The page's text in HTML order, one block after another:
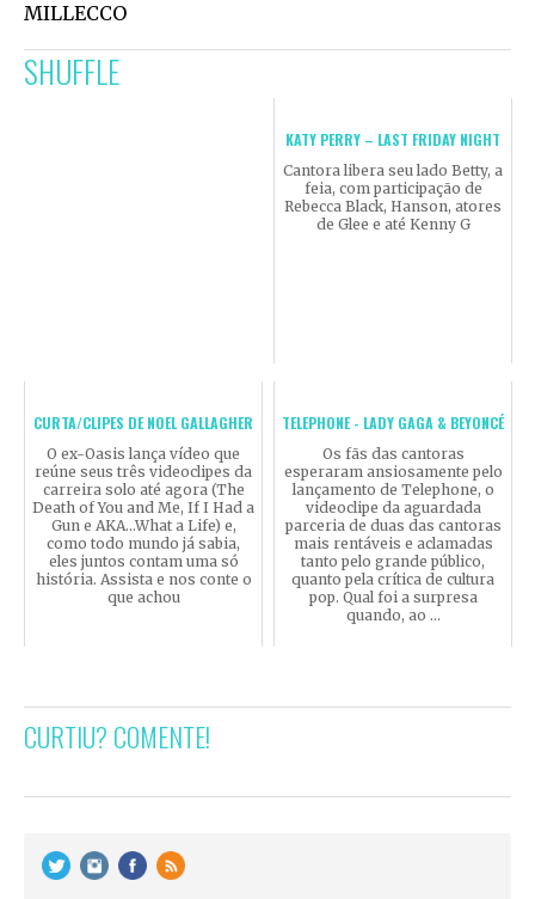
MILLECCO
SHUFFLE
KATY PERRY – LAST FRIDAY NIGHT
Cantora libera seu lado Betty, a
feia, com participação de
Rebecca Black, Hanson, atores
de Glee e até Kenny G
CURTA/CLIPES DE NOEL GALLAGHER
O ex-Oasis lança vídeo que
reúne seus três videoclipes da
carreira solo até agora (The
Death of You and Me, If I Had a
Gun e AKA...What a Life) e,
como todo mundo já sabia,
eles juntos contam uma só
história. Assista e nos conte o
que achou
TELEPHONE - LADY GAGA & BEYONCÉ
Os fãs das cantoras
esperaram ansiosamente pelo
lançamento de Telephone, o
videoclipe da aguardada
parceria de duas das cantoras
mais rentáveis e aclamadas
tanto pelo grande público,
quanto pela crítica de cultura
pop. Qual foi a surpresa
quando, ao ...
CURTIU? COMENTE!